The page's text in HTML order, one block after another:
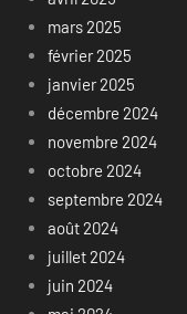
mars 2025
février 2025
janvier 2025
décembre 2024
novembre 2024
octobre 2024
septembre 2024
août 2024
juillet 2024
juin 2024